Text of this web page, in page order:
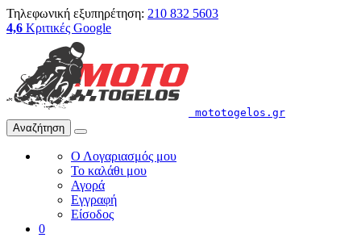
Τηλεφωνική εξυπηρέτηση: 210 832 5603
4,6 Κριτικές Google
mototogelos.gr
Αναζήτηση
Ο Λογαριασμός μου
Το καλάθι μου
Αγορά
Εγγραφή
Είσοδος
0